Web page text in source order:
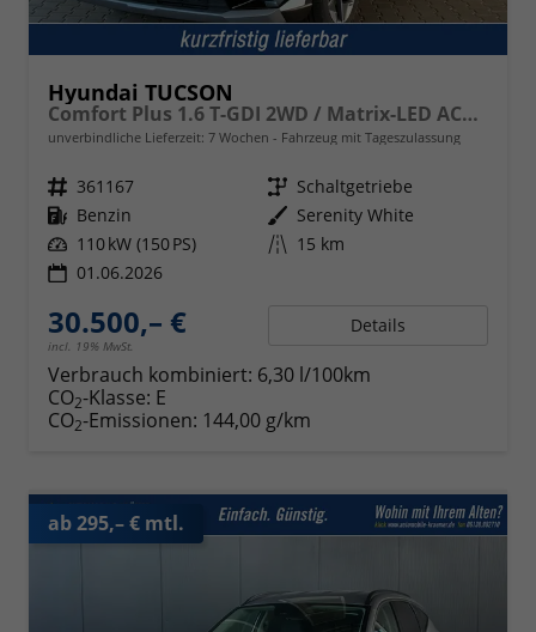
Hyundai TUCSON
Comfort Plus 1.6 T-GDI 2WD / Matrix-LED ACC Shz vo+hi + Lenkradheizung Elek. Heck Alu 18"
unverbindliche Lieferzeit: 7 Wochen Fahrzeug mit Tageszulassung
Fahrzeugnr. 361167 Getriebe Schaltgetriebe
Kraftstoff Benzin Außenfarbe Serenity White
Leistung 110 kW (150 PS) Kilometerstand 15 km
01.06.2026
30.500,– €
incl. 19% MwSt.
Details
Verbrauch kombiniert: 6,30 l/100km
CO2-Klasse: E
CO2-Emissionen: 144,00 g/km
ab 295,– € mtl.